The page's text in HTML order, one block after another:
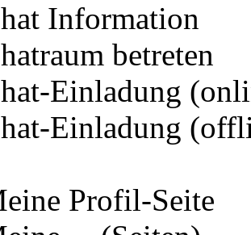
Information
betreten
Einladung
Einladung
Profil-Seite